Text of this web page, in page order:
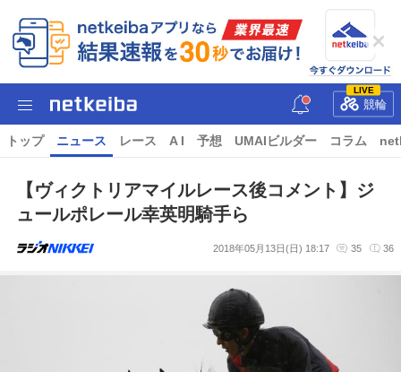
LIVE
競輪
トップ ニュース レース A I 予想 UMAIビルダー コラム
【ヴィクトリアマイルレース後コメント】ジ
ュールポレール幸英明騎手ら
2018年05月13日(日) 18:17 35 36